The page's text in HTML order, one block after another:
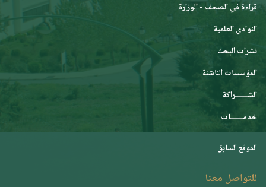
قراءة في الصحف - الوزارة
النوادي العلمية
نشرات البحث
المؤسسات الناشئة
الشـــــــراكة
خدمـــــــات
الموقع السابق
للتواصل معنا